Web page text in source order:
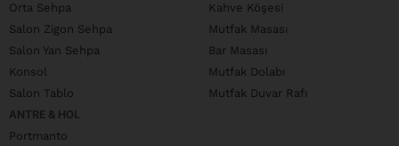
Orta Sehpa
Salon Zigon Sehpa
Salon Yan Sehpa
Konsol
Salon Tablo
ANTRE & HOL
Portmanto
Kahve Köşesi
Mutfak Masası
Bar Masası
Mutfak Dolabı
Mutfak Duvar Rafı